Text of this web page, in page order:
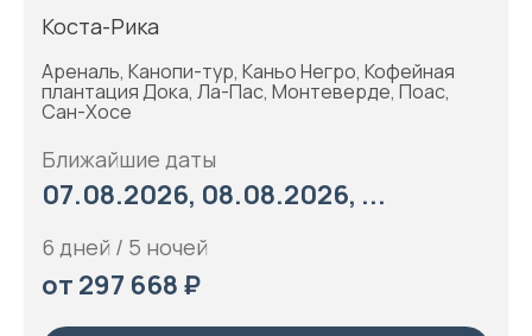
Коста-Рика
Ареналь, Канопи-тур, Каньо Негро, Кофейная
плантация Дока, Ла-Пас, Монтеверде, Поас,
Сан-Хосе
Ближайшие даты
07.08.2026, 08.08.2026, ...
6 дней / 5 ночей
от 297 668 ₽